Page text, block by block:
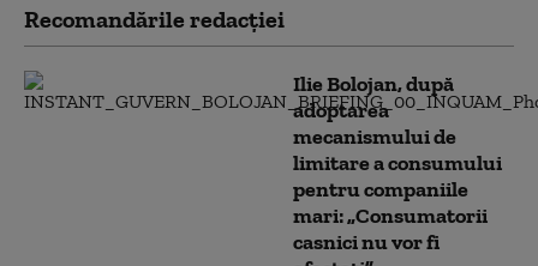
Recomandările redacţiei
Ilie Bolojan, după
adoptarea
mecanismului de
limitare a consumului
pentru companiile
mari: „Consumatorii
casnici nu vor fi